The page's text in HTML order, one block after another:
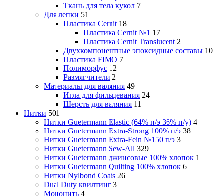
Ткань для тела кукол 7
Для лепки 51
Пластика Cernit 18
Пластика Cernit №1 17
Пластика Cernit Translucent 2
Двухкомпонентные эпоксидные составы 10
Пластика FIMO 7
Полиморфус 12
Размягчители 2
Материалы для валяния 49
Игла для фильцевания 24
Шерсть для валяния 11
Нитки 501
Нитки Guetermann Elastic (64% п/э 36% п/у) 4
Нитки Guetermann Extra-Strong 100% п/э 38
Нитки Guetermann Extra-Fein №150 п/э 3
Нитки Guetermann Sew-All 329
Нитки Guetermann джинсовые 100% хлопок 1
Нитки Guetermann Quilting 100% хлопок 6
Нитки Nylbond Coats 26
Dual Duty квилтинг 3
Мононить 4